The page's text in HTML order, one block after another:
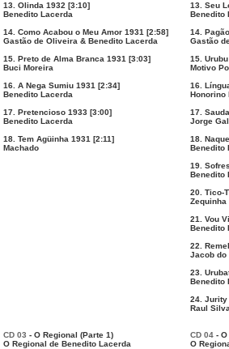
13. Olinda 1932 [3:10]
Benedito Lacerda
14. Como Acabou o Meu Amor 1931 [2:58]
Gastão de Oliveira & Benedito Lacerda
15. Preto de Alma Branca 1931 [3:03]
Buci Moreira
16. A Nega Sumiu 1931 [2:34]
Benedito Lacerda
17. Pretencioso 1933 [3:00]
Benedito Lacerda
18. Tem Agüinha 1931 [2:11]
Machado
13. Seu
Benedito
14.
Gastão
15.
Motivo
16.
Honorino
17.
Jorge
18.
Benedito
19.
Benedito
20. Tico-
Zequinha
21. Vou
Benedito
22.
Jacob do
23.
Benedito
24. Jurity
Raul
CD 03 - O Regional (Parte 1)
O Regional de Benedito Lacerda
CD 04 -
O